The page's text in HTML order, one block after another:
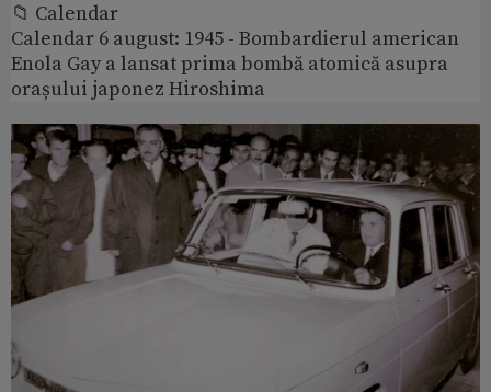
📁 Calendar
Calendar 6 august: 1945 - Bombardierul american
Enola Gay a lansat prima bombă atomică asupra
orașului japonez Hiroshima